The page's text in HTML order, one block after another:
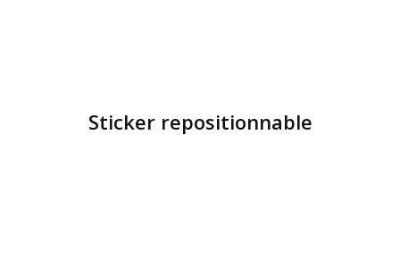
Sticker repositionnable